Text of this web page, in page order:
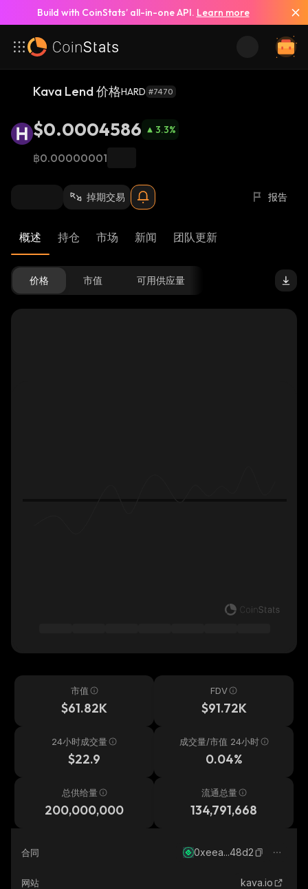
Build with CoinStats’ all-in-one API. Learn more
Kava Lend 价格HARD #7470
$0.0004586 3.3%
฿0.00000001
掉期交易 报告
概述 持仓 市场 新闻 团队更新
价格 市值 可用供应量
市值
$61.82K
FDV
$91.72K
24小时成交量
$22.9
成交量/市值 24小时
0.04%
总供给量
200,000,000
流通总量
134,791,668
合同 0xeea...48d2
网站 kava.io